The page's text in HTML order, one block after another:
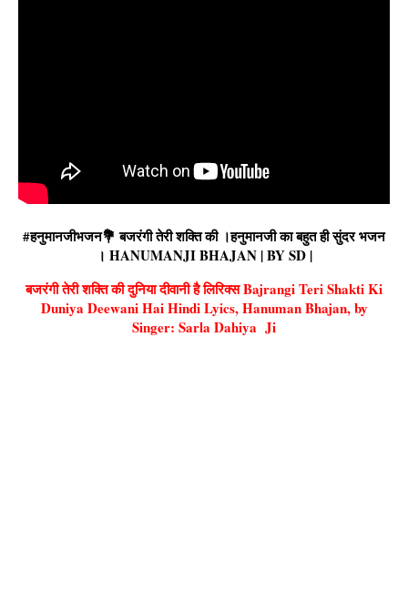
#हनुमानजीभजन💐 बजरंगी तेरी शक्ति की ।हनुमानजी का बहुत ही सुंदर भजन
। HANUMANJI BHAJAN | BY SD |
बजरंगी तेरी शक्ति की दुनिया दीवानी है लिरिक्स Bajrangi Teri Shakti Ki
Duniya Deewani Hai Hindi Lyics, Hanuman Bhajan, by
Singer: Sarla Dahiya Ji